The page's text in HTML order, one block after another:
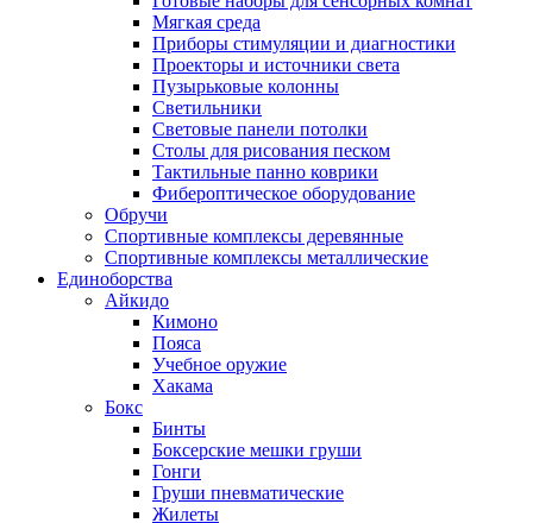
Мягкая среда
Приборы стимуляции и диагностики
Проекторы и источники света
Пузырьковые колонны
Светильники
Световые панели потолки
Столы для рисования песком
Тактильные панно коврики
Фибероптическое оборудование
Обручи
Спортивные комплексы деревянные
Спортивные комплексы металлические
Единоборства
Айкидо
Кимоно
Пояса
Учебное оружие
Хакама
Бокс
Бинты
Боксерские мешки груши
Гонги
Груши пневматические
Жилеты